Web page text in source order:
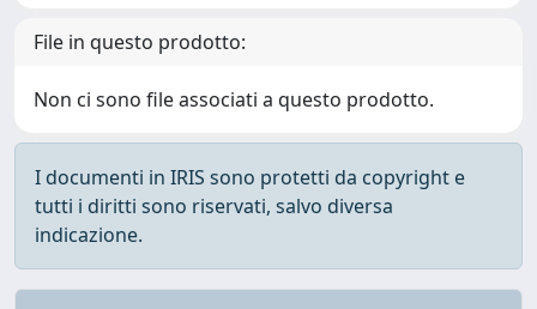
File in questo prodotto:
Non ci sono file associati a questo prodotto.
I documenti in IRIS sono protetti da copyright e
tutti i diritti sono riservati, salvo diversa
indicazione.